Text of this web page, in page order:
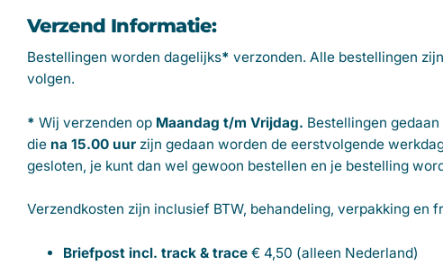
Verzend Informatie:
Bestellingen worden dagelijks* verzonden. Alle bestellingen
volgen.
* Wij verzenden op Maandag t/m Vrijdag. Bestellingen gedaan
die na 15.00 uur zijn gedaan worden de eerstvolgende
gesloten, je kunt dan wel gewoon bestellen en je bestelling
Verzendkosten zijn inclusief BTW, behandeling, verpakking en
Briefpost incl. track & trace € 4,50 (alleen Nederland)